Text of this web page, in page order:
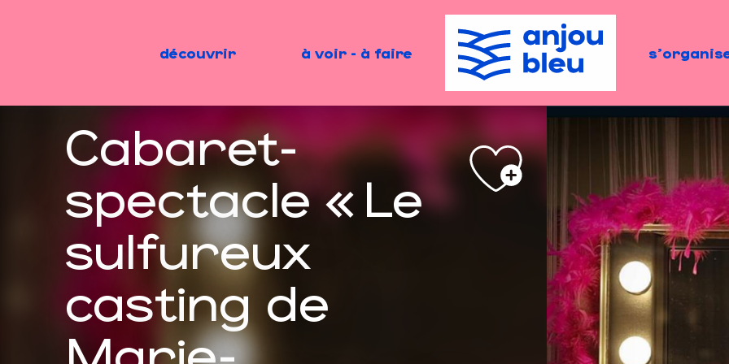
découvrir à voir - à faire
Cabaret-
spectacle « Le
sulfureux
casting de